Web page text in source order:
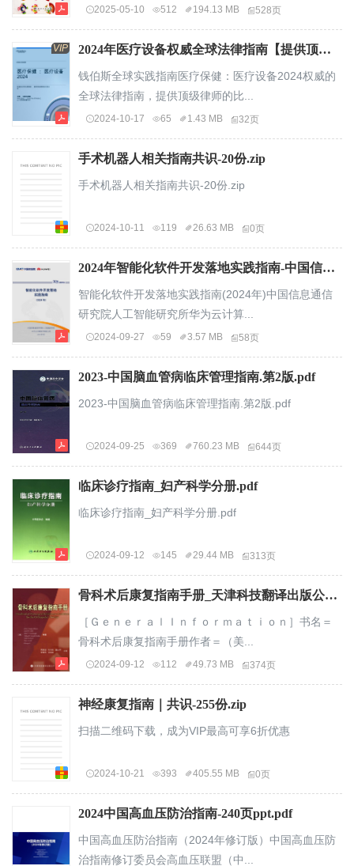
2025-05-10 512 194.13 MB 528页
VIP 2024年医疗设备权威全球法律指南【提供顶级律师比较分析】.pdf
钱伯斯全球实践指南医疗保健：医疗设备2024权威的
全球法律指南，提供顶级律师的比...
2024-10-17 65 1.43 MB 32页
手术机器人相关指南共识-20份.zip
手术机器人相关指南共识-20份.zip
2024-10-11 119 26.63 MB 0页
2024年智能化软件开发落地实践指南-中国信息通信研究院.pdf
智能化软件开发落地实践指南(2024年)中国信息通信
研究院人工智能研究所华为云计算...
2024-09-27 59 3.57 MB 58页
2023-中国脑血管病临床管理指南.第2版.pdf
2023-中国脑血管病临床管理指南.第2版.pdf
2024-09-25 369 760.23 MB 644页
临床诊疗指南_妇产科学分册.pdf
临床诊疗指南_妇产科学分册.pdf
2024-09-12 145 29.44 MB 313页
骨科术后康复指南手册_天津科技翻译出版公司.pdf
［ＧｅｎｅｒａｌＩｎｆｏｒｍａｔｉｏｎ］书名＝
骨科术后康复指南手册作者＝（美...
2024-09-12 112 49.73 MB 374页
神经康复指南｜共识-255份.zip
扫描二维码下载，成为VIP最高可享6折优惠
2024-10-21 393 405.55 MB 0页
2024中国高血压防治指南-240页ppt.pdf
中国高血压防治指南（2024年修订版）中国高血压防
治指南修订委员会高血压联盟（中...